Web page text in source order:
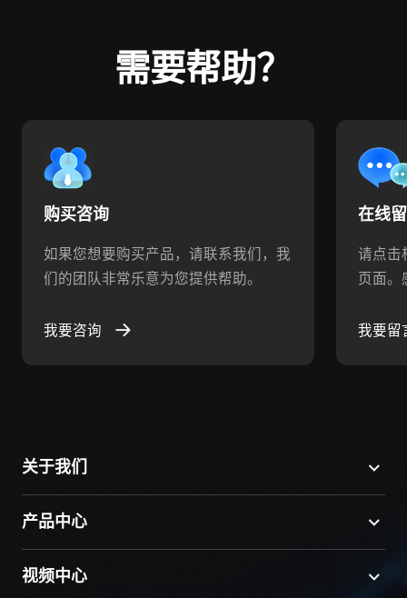
需要帮助？
购买咨询
如果您想要购买产品，请联系我们，我
们的团队非常乐意为您提供帮助。
我要咨询
在线
请点击
页面。
我要留
关于我们
产品中心
视频中心